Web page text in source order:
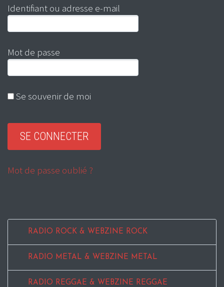
Identifiant ou adresse e-mail
Mot de passe
Se souvenir de moi
Mot de passe oublié ?
RADIO ROCK & WEBZINE ROCK
RADIO METAL & WEBZINE METAL
RADIO REGGAE & WEBZINE REGGAE